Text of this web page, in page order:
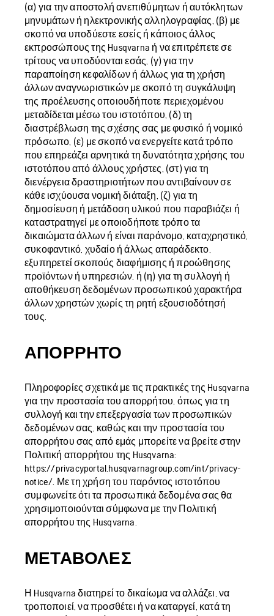
(α) για την αποστολή ανεπιθύμητων ή αυτόκλητων
μηνυμάτων ή ηλεκτρονικής αλληλογραφίας, (β) με
σκοπό να υποδύεστε εσείς ή κάποιος άλλος
εκπροσώπους της Husqvarna ή να επιτρέπετε σε
τρίτους να υποδύονται εσάς, (γ) για την
παραποίηση κεφαλίδων ή άλλως για τη χρήση
άλλων αναγνωριστικών με σκοπό τη συγκάλυψη
της προέλευσης οποιουδήποτε περιεχομένου
μεταδίδεται μέσω του ιστοτόπου, (δ) τη
διαστρέβλωση της σχέσης σας με φυσικό ή νομικό
πρόσωπο, (ε) με σκοπό να ενεργείτε κατά τρόπο
που επηρεάζει αρνητικά τη δυνατότητα χρήσης του
ιστοτόπου από άλλους χρήστες, (στ) για τη
διενέργεια δραστηριοτήτων που αντιβαίνουν σε
κάθε ισχύουσα νομική διάταξη, (ζ) για τη
δημοσίευση ή μετάδοση υλικού που παραβιάζει ή
καταστρατηγεί με οποιοδήποτε τρόπο τα
δικαιώματα άλλων ή είναι παράνομο, καταχρηστικό,
συκοφαντικό, χυδαίο ή άλλως απαράδεκτο,
εξυπηρετεί σκοπούς διαφήμισης ή προώθησης
προϊόντων ή υπηρεσιών, ή (η) για τη συλλογή ή
αποθήκευση δεδομένων προσωπικού χαρακτήρα
άλλων χρηστών χωρίς τη ρητή εξουσιοδότησή
τους.
ΑΠΌΡΡΗΤΟ
Πληροφορίες σχετικά με τις πρακτικές της Husqvarna
για την προστασία του απορρήτου, όπως για τη
συλλογή και την επεξεργασία των προσωπικών
δεδομένων σας, καθώς και την προστασία του
απορρήτου σας από εμάς μπορείτε να βρείτε στην
Πολιτική απορρήτου της Husqvarna:
https://privacyportal.husqvarnagroup.com/int/privacy-
notice/. Με τη χρήση του παρόντος ιστοτόπου
συμφωνείτε ότι τα προσωπικά δεδομένα σας θα
χρησιμοποιούνται σύμφωνα με την Πολιτική
απορρήτου της Husqvarna.
ΜΕΤΑΒΟΛΈΣ
Η Husqvarna διατηρεί το δικαίωμα να αλλάζει, να
τροποποιεί, να προσθέτει ή να καταργεί, κατά τη